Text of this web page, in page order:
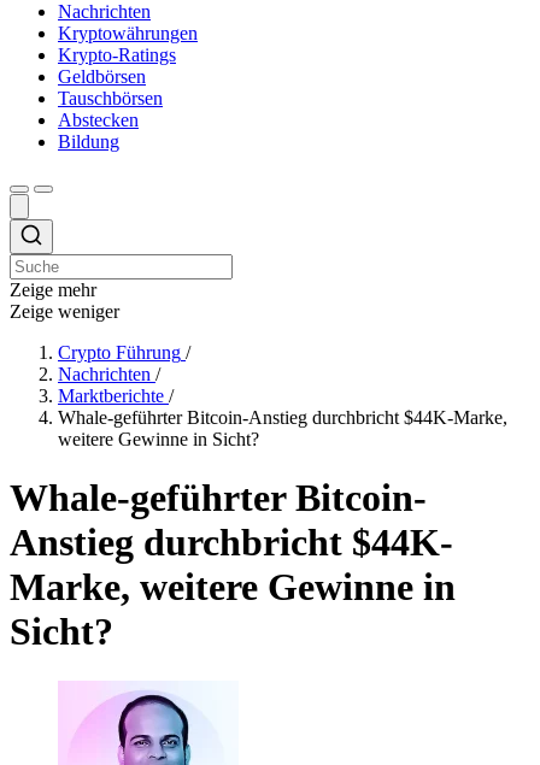
Nachrichten
Kryptowährungen
Krypto-Ratings
Geldbörsen
Tauschbörsen
Abstecken
Bildung
Zeige mehr
Zeige weniger
Crypto Führung /
Nachrichten /
Marktberichte /
Whale-geführter Bitcoin-Anstieg durchbricht $44K-Marke,
weitere Gewinne in Sicht?
Whale-geführter Bitcoin-
Anstieg durchbricht $44K-
Marke, weitere Gewinne in
Sicht?